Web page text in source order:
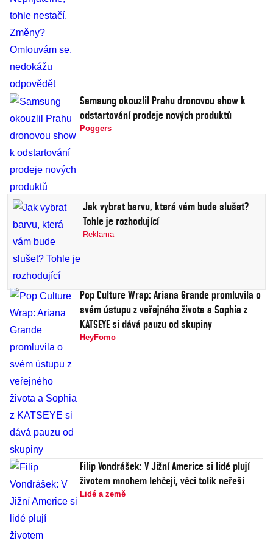
Samsung okouzlil Prahu dronovou show k
odstartování prodeje nových produktů
Poggers
Jak vybrat barvu, která vám bude slušet?
Tohle je rozhodující
Reklama
Pop Culture Wrap: Ariana Grande promluvila o
svém ústupu z veřejného života a Sophia z
KATSEYE si dává pauzu od skupiny
HeyFomo
Filip Vondrášek: V Jižní Americe si lidé plují
životem mnohem lehčeji, věci tolik neřeší
Lidé a země